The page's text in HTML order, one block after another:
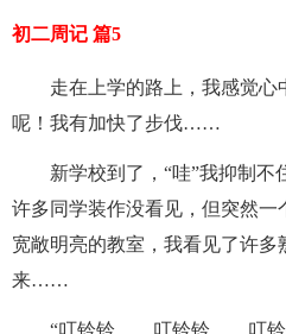
初二周记 篇5
走在上学的路上，我感觉
呢！我有加快了步伐……
新学校到了，“哇”我抑制不
许多同学装作没看见，但突然
宽敞明亮的教室，我看见了许
来……
“叮铃铃……叮铃铃……叮铃